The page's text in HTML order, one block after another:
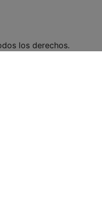
los derechos.